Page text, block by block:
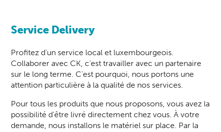
Service Delivery
Profitez d’un service local et luxembourgeois.
Collaborer avec CK, c’est travailler avec un partenaire
sur le long terme. C’est pourquoi, nous portons une
attention particulière à la qualité de nos services.
Pour tous les produits que nous proposons, vous avez la
possibilité d’être livré directement chez vous. À votre
demande, nous installons le matériel sur place. Par la